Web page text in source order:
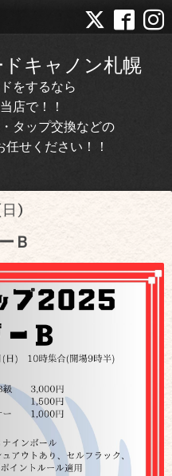
キャノン札幌
をするなら
店で！！
タップ交換などの
せください！！
)
Ｂ